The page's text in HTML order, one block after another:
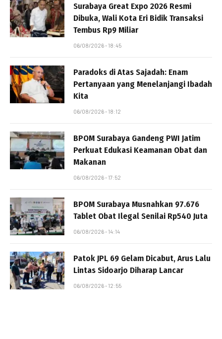
Surabaya Great Expo 2026 Resmi
Dibuka, Wali Kota Eri Bidik Transaksi
Tembus Rp9 Miliar
06/08/2026 - 18:45
Paradoks di Atas Sajadah: Enam
Pertanyaan yang Menelanjangi Ibadah
Kita
06/08/2026 - 18:12
BPOM Surabaya Gandeng PWI Jatim
Perkuat Edukasi Keamanan Obat dan
Makanan
06/08/2026 - 17:52
BPOM Surabaya Musnahkan 97.676
Tablet Obat Ilegal Senilai Rp540 Juta
06/08/2026 - 14:14
Patok JPL 69 Gelam Dicabut, Arus Lalu
Lintas Sidoarjo Diharap Lancar
06/08/2026 - 12:55